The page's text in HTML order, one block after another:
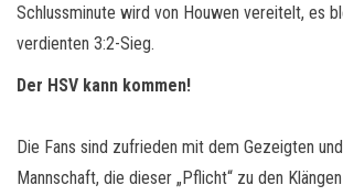
Schlussminute wird von Houwen vereitelt, es
verdienten 3:2-Sieg.
Der HSV kann kommen!
Die Fans sind zufrieden mit dem Gezeigten
Mannschaft, die dieser „Pflicht“ zu den Klängen